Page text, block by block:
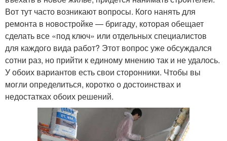
Вот тут часто возникают вопросы. Кого нанять для
ремонта в новостройке — бригаду, которая обещает
сделать все «под ключ» или отдельных специалистов
для каждого вида работ? Этот вопрос уже обсуждался
сотни раз, но прийти к единому мнению так и не удалось.
У обоих вариантов есть свои сторонники. Чтобы вы
могли определиться, коротко о достоинствах и
недостатках обоих решений.